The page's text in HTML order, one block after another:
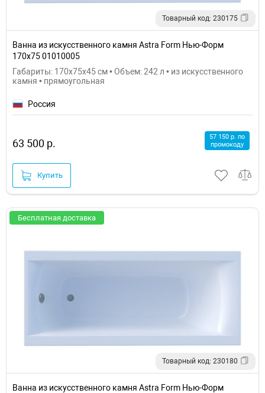
Товарный код: 230175
Ванна из искусственного камня Astra Form Нью-Форм
170х75 01010005
Габариты: 170x75x45 см • Объем: 242 л • из искусственного
камня • прямоугольная
Россия
63 500 р.
57 150 р. по
промокоду
Купить
Бесплатная доставка
Товарный код: 230180
Ванна из искусственного камня Astra Form Нью-Форм